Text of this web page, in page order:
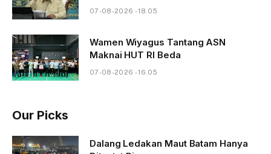
07-08-2026 - 18.05
Wamen Wiyagus Tantang ASN
Maknai HUT RI Beda
07-08-2026 - 16.05
Our Picks
Dalang Ledakan Maut Batam Hanya